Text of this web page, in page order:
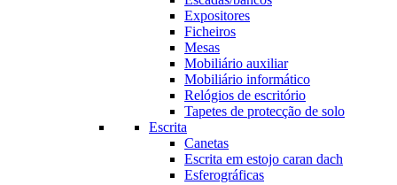
Expositores
Ficheiros
Mesas
Mobiliário auxiliar
Mobiliário informático
Relógios de escritório
Tapetes de protecção de solo
Escrita
Canetas
Escrita em estojo caran dach
Esferográficas